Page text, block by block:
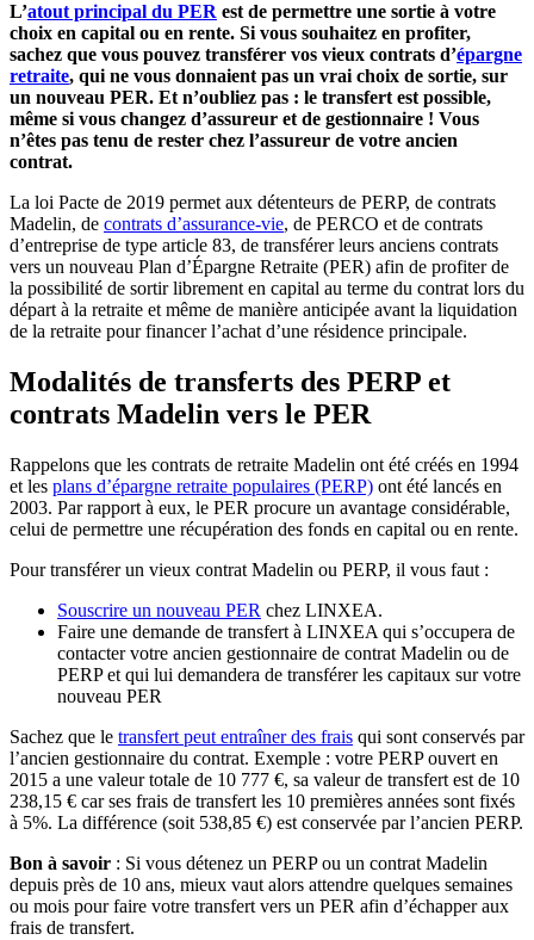
L’atout principal du PER est de permettre une sortie à votre
choix en capital ou en rente. Si vous souhaitez en profiter,
sachez que vous pouvez transférer vos vieux contrats d’épargne
retraite, qui ne vous donnaient pas un vrai choix de sortie, sur
un nouveau PER. Et n’oubliez pas : le transfert est possible,
même si vous changez d’assureur et de gestionnaire ! Vous
n’êtes pas tenu de rester chez l’assureur de votre ancien
contrat.
La loi Pacte de 2019 permet aux détenteurs de PERP, de contrats
Madelin, de contrats d’assurance-vie, de PERCO et de contrats
d’entreprise de type article 83, de transférer leurs anciens contrats
vers un nouveau Plan d’Épargne Retraite (PER) afin de profiter de
la possibilité de sortir librement en capital au terme du contrat lors du
départ à la retraite et même de manière anticipée avant la liquidation
de la retraite pour financer l’achat d’une résidence principale.
Modalités de transferts des PERP et
contrats Madelin vers le PER
Rappelons que les contrats de retraite Madelin ont été créés en 1994
et les plans d’épargne retraite populaires (PERP) ont été lancés en
2003. Par rapport à eux, le PER procure un avantage considérable,
celui de permettre une récupération des fonds en capital ou en rente.
Pour transférer un vieux contrat Madelin ou PERP, il vous faut :
Souscrire un nouveau PER chez LINXEA.
Faire une demande de transfert à LINXEA qui s’occupera de
contacter votre ancien gestionnaire de contrat Madelin ou de
PERP et qui lui demandera de transférer les capitaux sur votre
nouveau PER
Sachez que le transfert peut entraîner des frais qui sont conservés par
l’ancien gestionnaire du contrat. Exemple : votre PERP ouvert en
2015 a une valeur totale de 10 777 €, sa valeur de transfert est de 10
238,15 € car ses frais de transfert les 10 premières années sont fixés
à 5%. La différence (soit 538,85 €) est conservée par l’ancien PERP.
Bon à savoir : Si vous détenez un PERP ou un contrat Madelin
depuis près de 10 ans, mieux vaut alors attendre quelques semaines
ou mois pour faire votre transfert vers un PER afin d’échapper aux
frais de transfert.